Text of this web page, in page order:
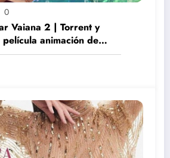
0
Vaiana 2 | Torrent y
animación de